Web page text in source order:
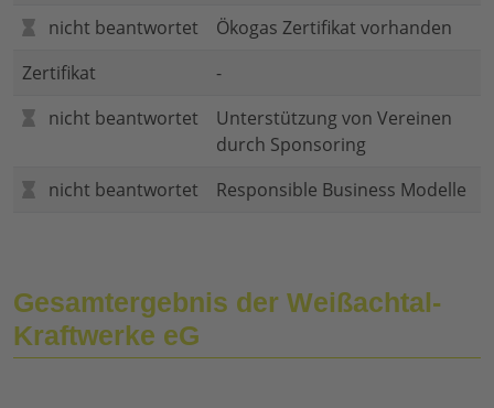
nicht beantwortet
Ökogas Zertifikat vorhanden
Zertifikat
-
nicht beantwortet
Unterstützung von Vereinen
durch Sponsoring
nicht beantwortet
Responsible Business Modelle
Gesamtergebnis der Weißachtal-
Kraftwerke eG